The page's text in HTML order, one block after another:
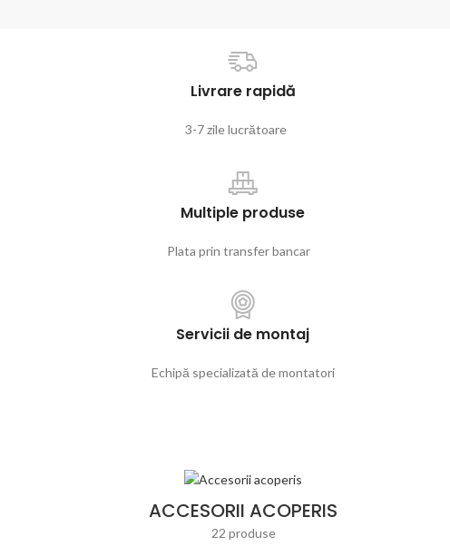
Livrare rapidă
3-7 zile lucrătoare
Multiple produse
Plata prin transfer bancar
Servicii de montaj
Echipă specializată de montatori
ACCESORII ACOPERIS
22 produse